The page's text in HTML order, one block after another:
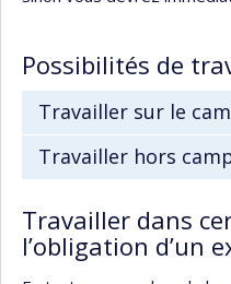
Possibilités de
Travailler sur le
Travailler hors
Travailler dans
l’obligation d’un